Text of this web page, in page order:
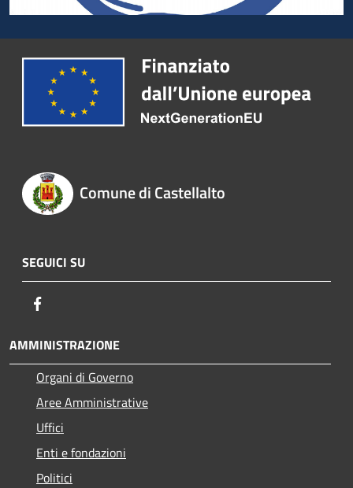
Comune di Castellalto
SEGUICI SU
AMMINISTRAZIONE
Organi di Governo
Aree Amministrative
Uffici
Enti e fondazioni
Politici